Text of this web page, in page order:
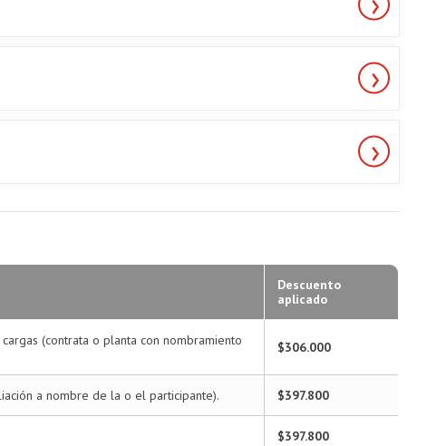
Descuento
aplicado
(contrata o planta con nombramiento
$306.000
a nombre de la o el participante). $397.800
$397.800